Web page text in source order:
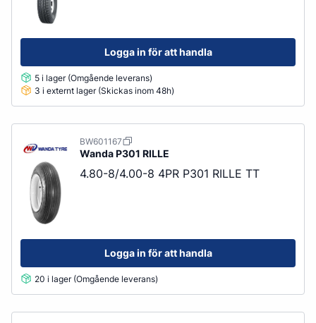
Logga in för att handla
5 i lager (Omgående leverans)
3 i externt lager (Skickas inom 48h)
BW601167
WandaP301 RILLE
4.80-8/4.00-8 4PR P301 RILLE TT
Logga in för att handla
20 i lager (Omgående leverans)